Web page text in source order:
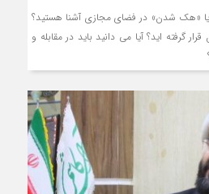
«هک شدن» در فضای مجازی آشنا هستید؟
گرفته اید؟ آیا می دانید باید در مقابله و